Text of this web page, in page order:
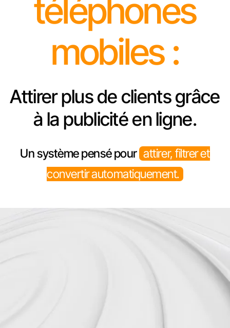
téléphones
mobiles :
Attirer plus de clients grâce
à la publicité en ligne.
Un système pensé pour attirer, filtrer et
convertir automatiquement.